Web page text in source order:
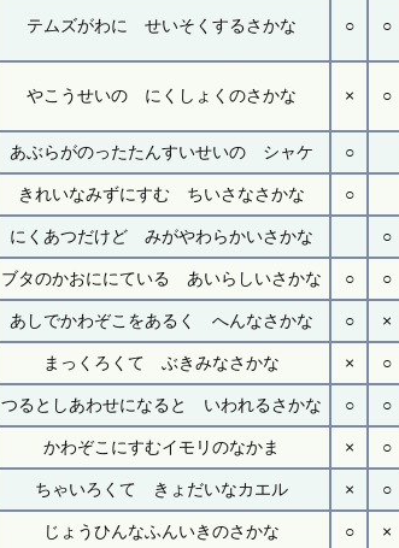
テムズがわに せいそくするさかな ○ ○
やこうせいの にくしょくのさかな × ○
あぶらがのったたんすいせいの シャケ ○
きれいなみずにすむ ちいさなさかな ○
にくあつだけど みがやわらかいさかな ○
ブタのかおににている あいらしいさかな ○ ○
あしでかわぞこをあるく へんなさかな ○ ×
まっくろくて ぶきみなさかな × ○
つるとしあわせになると いわれるさかな ○ ○
かわぞこにすむイモリのなかま × ○
ちゃいろくて きょだいなカエル × ○
じょうひんなふんいきのさかな ○ ×